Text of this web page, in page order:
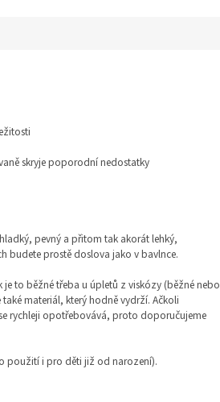
skryje poporodní nedostatky
pevný a přitom tak akorát lehký,
budete prostě doslova jako v bavlnce.
to běžné třeba u úpletů z viskózy (běžné nebo
materiál, který hodně vydrží. Ačkoli
rychleji opotřebovává, proto doporučujeme
použití i pro děti již od narození).